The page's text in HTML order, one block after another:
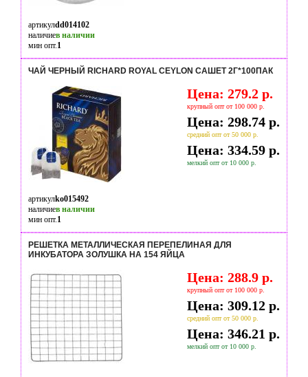
артикулdd014102
наличиев наличии
мин опт.1
ЧАЙ ЧЕРНЫЙ RICHARD ROYAL CEYLON САШЕТ 2Г*100ПАК
Цена: 279.2 р.
крупный опт от 100 000 р.
Цена: 298.74 р.
средний опт от 50 000 р.
Цена: 334.59 р.
мелкий опт от 10 000 р.
артикулko015492
наличиев наличии
мин опт.1
РЕШЕТКА МЕТАЛЛИЧЕСКАЯ ПЕРЕПЕЛИНАЯ ДЛЯ
ИНКУБАТОРА ЗОЛУШКА НА 154 ЯЙЦА
Цена: 288.9 р.
крупный опт от 100 000 р.
Цена: 309.12 р.
средний опт от 50 000 р.
Цена: 346.21 р.
мелкий опт от 10 000 р.